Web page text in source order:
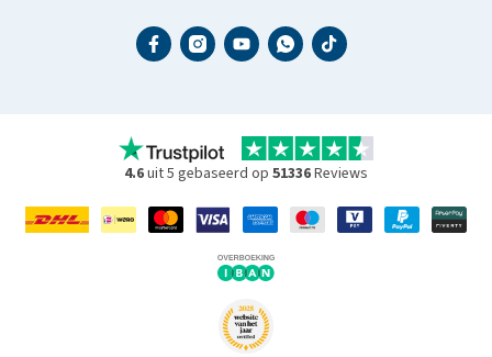
4.6uit 5 gebaseerd op 51336Reviews